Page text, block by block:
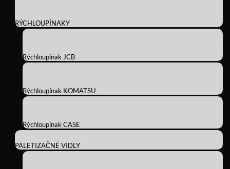
RÝCHLOUPÍNAKY
Rýchloupínak JCB
Rýchloupínak KOMATSU
Rýchloupínak CASE
PALETIZAČNÉ VIDLY